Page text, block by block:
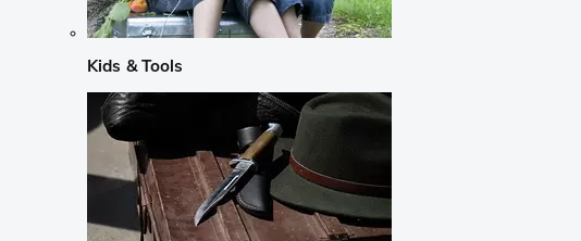
Kids & Tools